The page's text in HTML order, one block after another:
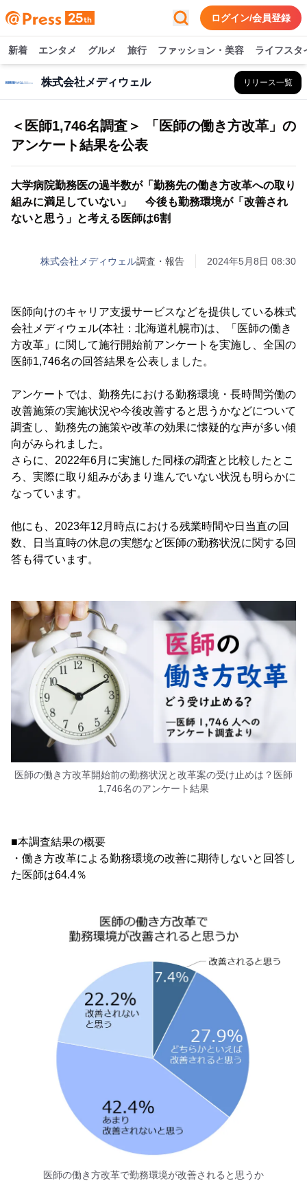
ログイン/会員登録
新着 エンタメ グルメ 旅行 ファッション・美容 ライフスタ
株式会社メディウェル リリース一覧
＜医師1,746名調査＞ 「医師の働き方改革」の
アンケート結果を公表
大学病院勤務医の過半数が「勤務先の働き方改革への取り
組みに満足していない」 今後も勤務環境が「改善され
ないと思う」と考える医師は6割
株式会社メディウェル調査・報告 2024年5月8日 08:30
医師向けのキャリア支援サービスなどを提供している株式
会社メディウェル(本社：北海道札幌市)は、「医師の働き
方改革」に関して施行開始前アンケートを実施し、全国の
医師1,746名の回答結果を公表しました。
アンケートでは、勤務先における勤務環境・長時間労働の
改善施策の実施状況や今後改善すると思うかなどについて
調査し、勤務先の施策や改革の効果に懐疑的な声が多い傾
向がみられました。
さらに、2022年6月に実施した同様の調査と比較したとこ
ろ、実際に取り組みがあまり進んでいない状況も明らかに
なっています。
他にも、2023年12月時点における残業時間や日当直の回
数、日当直時の休息の実態など医師の勤務状況に関する回
答も得ています。
医師の働き方改革開始前の勤務状況と改革案の受け止めは？医師
1,746名のアンケート結果
■本調査結果の概要
・働き方改革による勤務環境の改善に期待しないと回答し
た医師は64.4％
医師の働き方改革で勤務環境が改善されると思うか